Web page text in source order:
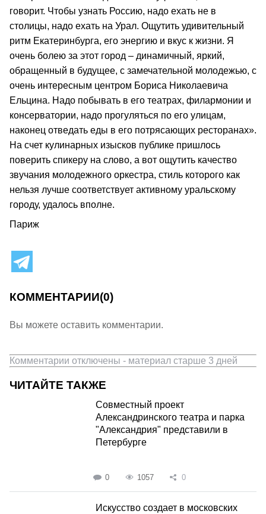
говорит. Чтобы узнать Россию, надо ехать не в
столицы, надо ехать на Урал. Ощутить удивительный
ритм Екатеринбурга, его энергию и вкус к жизни. Я
очень болею за этот город – динамичный, яркий,
обращенный в будущее, с замечательной молодежью, с
очень интересным центром Бориса Николаевича
Ельцина. Надо побывать в его театрах, филармонии и
консерватории, надо прогуляться по его улицам,
наконец отведать еды в его потрясающих ресторанах».
На счет кулинарных изысков публике пришлось
поверить спикеру на слово, а вот ощутить качество
звучания молодежного оркестра, стиль которого как
нельзя лучше соответствует активному уральскому
городу, удалось вполне.
Париж
КОММЕНТАРИИ(0)
Вы можете оставить комментарии.
Комментарии отключены - материал старше 3 дней
ЧИТАЙТЕ ТАКЖЕ
Совместный проект
Александринского театра и парка
"Александрия" представили в
Петербурге
0 1057 0
Искусство создает в московских